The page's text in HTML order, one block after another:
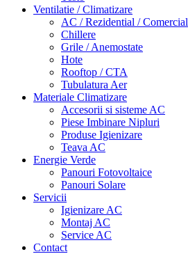
Ventilatie / Climatizare
AC / Rezidential / Comercial
Chillere
Grile / Anemostate
Hote
Rooftop / CTA
Tubulatura Aer
Materiale Climatizare
Accesorii si sisteme AC
Piese Imbinare Nipluri
Produse Igienizare
Teava AC
Energie Verde
Panouri Fotovoltaice
Panouri Solare
Servicii
Igienizare AC
Montaj AC
Service AC
Contact